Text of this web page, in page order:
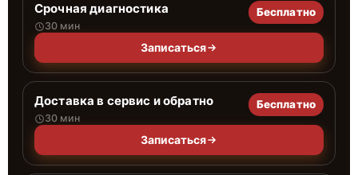
Срочная диагностика
30 мин
Бесплатно
Записаться
Доставка в сервис и обратно
30 мин
Бесплатно
Записаться